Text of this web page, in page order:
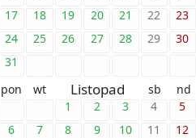
17
18 19 20 21 22
23
24
25 26 27 28 29
30
31
pon wt Listopad sb
nd
1
2 3 4
5
6
7 8 9 10 11
12